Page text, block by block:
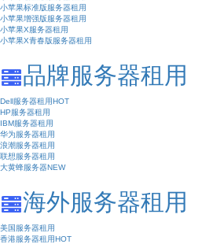
小苹果标准版服务器租用
小苹果增强版服务器租用
小苹果X服务器租用
小苹果X青春版服务器租用
品牌服务器租用
Dell服务器租用HOT
HP服务器租用
IBM服务器租用
华为服务器租用
浪潮服务器租用
联想服务器租用
大黄蜂服务器NEW
海外服务器租用
美国服务器租用
香港服务器租用HOT